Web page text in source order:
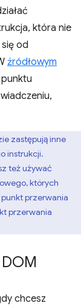
która nie
od
źródłowym
zastępują inne
instrukcji.
też używać
których
przerwania
przerwania
chcesz